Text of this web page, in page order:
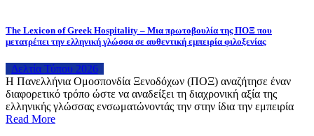
The Lexicon of Greek Hospitality – Μια πρωτοβουλία της ΠΟΞ που
μετατρέπει την ελληνική γλώσσα σε αυθεντική εμπειρία φιλοξενίας
Δελτία Τύπου 2026
H Πανελλήνια Ομοσπονδία Ξενοδόχων (ΠΟΞ) αναζήτησε έναν
διαφορετικό τρόπο ώστε να αναδείξει τη διαχρονική αξία της
ελληνικής γλώσσας ενσωματώνοντάς την στην ίδια την εμπειρία
Read More